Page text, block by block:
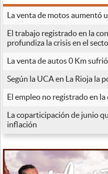
La venta de motos aumentó
El trabajo registrado en la
profundiza la crisis en el
La venta de autos 0 Km
Según la UCA en La Rioja la
El empleo no registrado en
La coparticipación de junio
inflación